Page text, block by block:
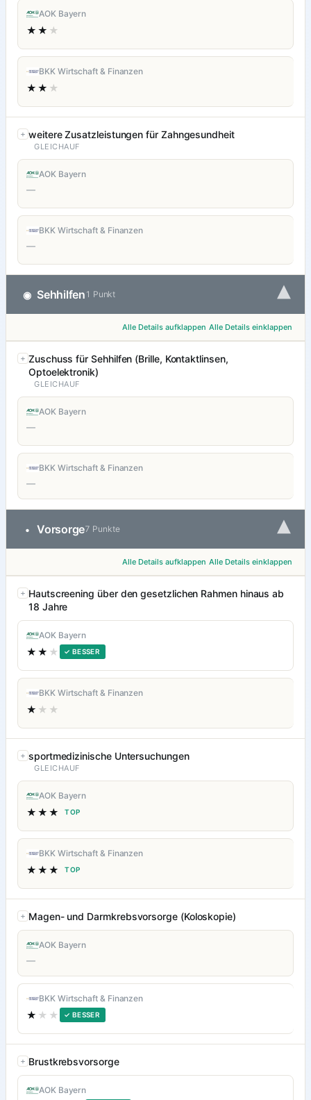
AOK Bayern
★★ ★
BKK Wirtschaft & Finanzen
★★ ★
weitere Zusatzleistungen für Zahngesundheit
GLEICHAUF
AOK Bayern
—
BKK Wirtschaft & Finanzen
—
◉ Sehhilfen 1 Punkt ▾
Alle Details aufklappen Alle Details einklappen
Zuschuss für Sehhilfen (Brille, Kontaktlinsen,
Optoelektronik)
GLEICHAUF
AOK Bayern
—
BKK Wirtschaft & Finanzen
—
• Vorsorge7 Punkte ▾
Alle Details aufklappen Alle Details einklappen
Hautscreening über den gesetzlichen Rahmen hinaus ab
18 Jahre
AOK Bayern
★★ ★ ✓ BESSER
BKK Wirtschaft & Finanzen
★ ★★
sportmedizinische Untersuchungen
GLEICHAUF
AOK Bayern
★★★ TOP
BKK Wirtschaft & Finanzen
★★★ TOP
Magen- und Darmkrebsvorsorge (Koloskopie)
AOK Bayern
—
BKK Wirtschaft & Finanzen
★ ★★ ✓ BESSER
Brustkrebsvorsorge
AOK Bayern